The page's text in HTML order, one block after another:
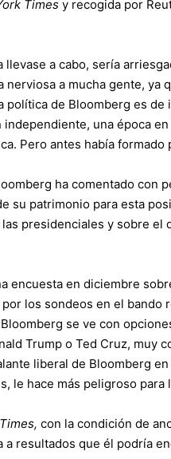
Times y recogida por
llevase a cabo, sería
a mucha gente, ya
de Bloomberg es de
independiente, una época
Pero antes había
ha comentado con
su patrimonio para esta
presidenciales y sobre el
encuesta en diciembre
los sondeos en el bando
se ve con
Trump o Ted Cruz, muy
liberal de Bloomberg
le hace más peligroso para
con la condición de
resultados que él podría